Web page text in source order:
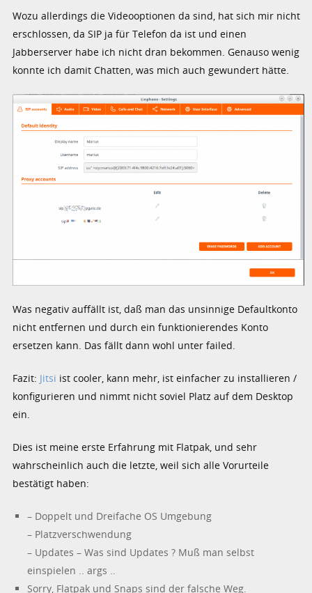
Wozu allerdings die Videooptionen da sind, hat sich mir nicht
erschlossen, da SIP ja für Telefon da ist und einen
Jabberserver habe ich nicht dran bekommen. Genauso wenig
konnte ich damit Chatten, was mich auch gewundert hätte.
Was negativ auffällt ist, daß man das unsinnige Defaultkonto
nicht entfernen und durch ein funktionierendes Konto
ersetzen kann. Das fällt dann wohl unter failed.
Fazit: Jitsi ist cooler, kann mehr, ist einfacher zu installieren /
konfigurieren und nimmt nicht soviel Platz auf dem Desktop
ein.
Dies ist meine erste Erfahrung mit Flatpak, und sehr
wahrscheinlich auch die letzte, weil sich alle Vorurteile
bestätigt haben:
– Doppelt und Dreifache OS Umgebung
– Platzverschwendung
– Updates – Was sind Updates ? Muß man selbst
einspielen .. args ..
Sorry, Flatpak und Snaps sind der falsche Weg.